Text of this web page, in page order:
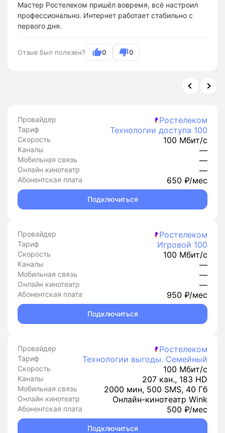
Мастер Ростелеком пришёл вовремя, всё настроил
профессионально. Интернет работает стабильно с
первого дня.
Отзыв был полезен? 0 0
Провайдер Ростелеком
Тариф Технологии доступа 100
Скорость 100 Мбит/с
Каналы —
Мобильная связь —
Онлайн кинотеатр —
Абонентская плата 650 ₽/мес
Подключиться
Провайдер Ростелеком
Тариф Игровой 100
Скорость 100 Мбит/с
Каналы —
Мобильная связь —
Онлайн кинотеатр —
Абонентская плата 950 ₽/мес
Подключиться
Провайдер Ростелеком
Тариф Технологии выгоды. Семейный
Скорость 100 Мбит/с
Каналы 207 кан., 183 HD
Мобильная связь 2000 мин, 500 SMS, 40 Гб
Онлайн кинотеатр Онлайн-кинотеатр Wink
Абонентская плата 500 ₽/мес
Подключиться